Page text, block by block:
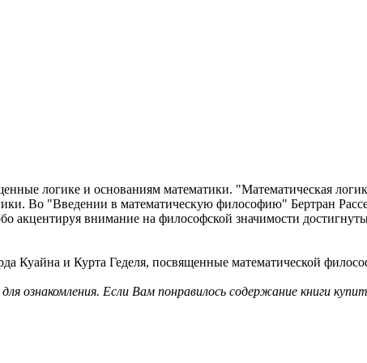
логике и основаниям математики. "Математическая
Во "Введении в математическую философию" Бертран
акцентируя внимание на философской значимости
Куайна и Курта Геделя, посвященные математической
ознакомления. Если Вам понравилось содержание книги